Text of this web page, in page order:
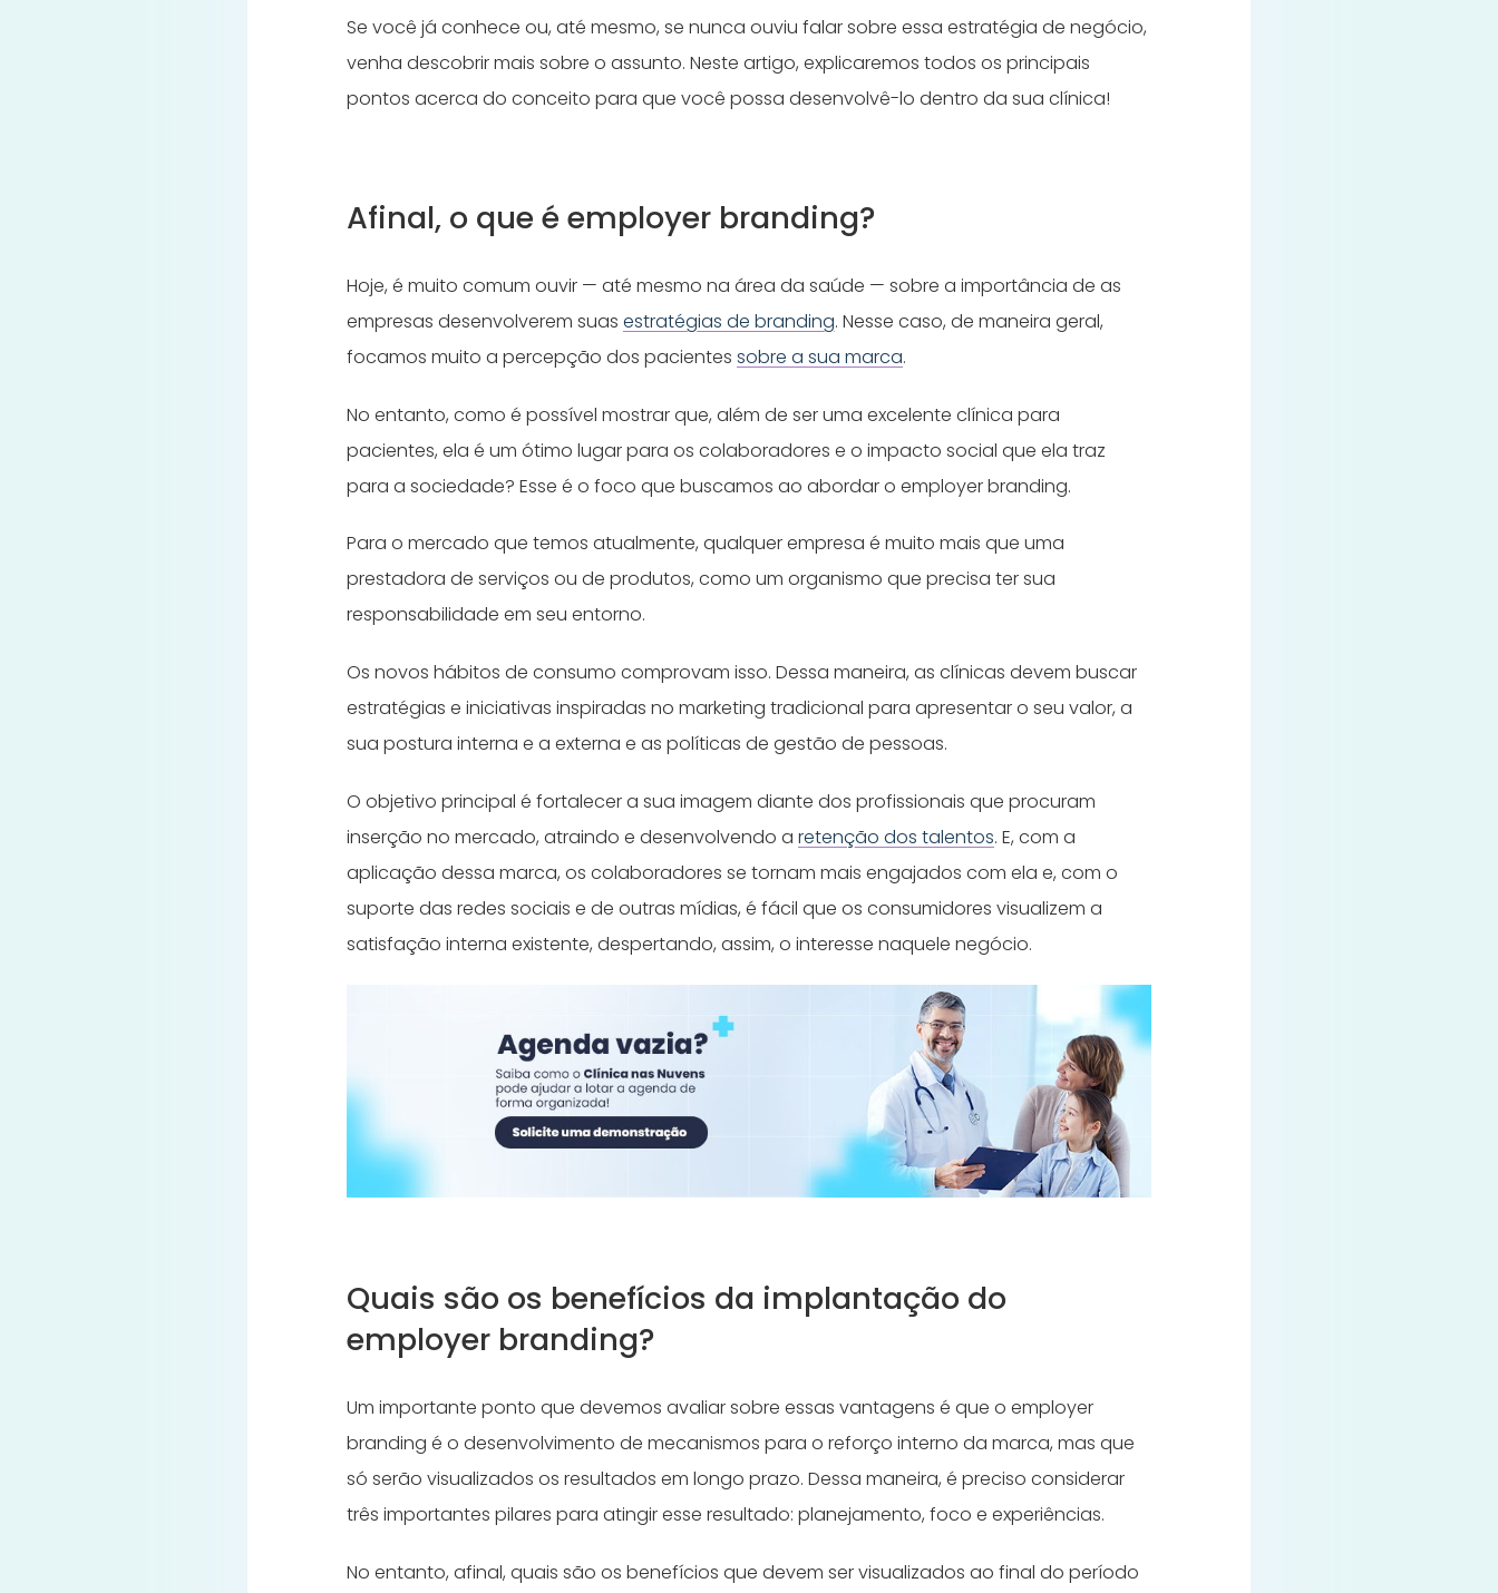
Se você já conhece ou, até mesmo, se nunca ouviu falar sobre essa estratégia de negócio,
venha descobrir mais sobre o assunto. Neste artigo, explicaremos todos os principais
pontos acerca do conceito para que você possa desenvolvê-lo dentro da sua clínica!
Afinal, o que é employer branding?
Hoje, é muito comum ouvir — até mesmo na área da saúde — sobre a importância de as
empresas desenvolverem suasestratégias de branding. Nesse caso, de maneira geral,
focamos muito a percepção dos pacientessobre a sua marca.
No entanto, como é possível mostrar que, além de ser uma excelente clínica para
pacientes, ela é um ótimo lugar para os colaboradores e o impacto social que ela traz
para a sociedade? Esse é o foco que buscamos ao abordar o employer branding.
Para o mercado que temos atualmente, qualquer empresa é muito mais que uma
prestadora de serviços ou de produtos, como um organismo que precisa ter sua
responsabilidade em seu entorno.
Os novos hábitos de consumo comprovam isso. Dessa maneira, as clínicas devem buscar
estratégias e iniciativas inspiradas no marketing tradicional para apresentar o seu valor, a
sua postura interna e a externa e as políticas de gestão de pessoas.
O objetivo principal é fortalecer a sua imagem diante dos profissionais que procuram
inserção no mercado, atraindo e desenvolvendo aretenção dos talentos. E, com a
aplicação dessa marca, os colaboradores se tornam mais engajados com ela e, com o
suporte das redes sociais e de outras mídias, é fácil que os consumidores visualizem a
satisfação interna existente, despertando, assim, o interesse naquele negócio.
Quais são os benefícios da implantação do
employer branding?
Um importante ponto que devemos avaliar sobre essas vantagens é que o employer
branding é o desenvolvimento de mecanismos para o reforço interno da marca, mas que
só serão visualizados os resultados em longo prazo. Dessa maneira, é preciso considerar
três importantes pilares para atingir esse resultado: planejamento, foco e experiências.
No entanto, afinal, quais são os benefícios que devem ser visualizados ao final do período